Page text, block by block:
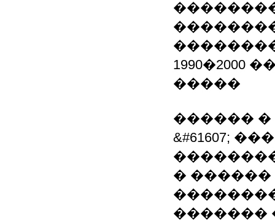
�����
������
&#61607;
� ������
�������